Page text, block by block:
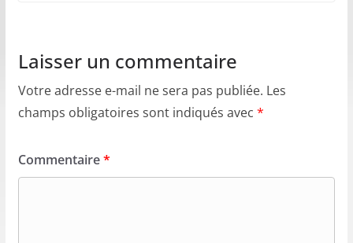
Laisser un commentaire
Votre adresse e-mail ne sera pas publiée. Les
champs obligatoires sont indiqués avec *
Commentaire*